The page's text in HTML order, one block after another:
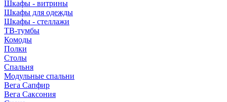
Шкафы - витрины
Шкафы для одежды
Шкафы - стеллажи
ТВ-тумбы
Комоды
Полки
Столы
Спальня
Модульные спальни
Вега Сапфир
Вега Саксония